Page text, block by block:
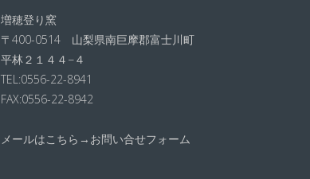
増穂登り窯
〒400-0514 山梨県南巨摩郡富士川町
平林２１４４−４
TEL:0556-22-8941
FAX:0556-22-8942
メールはこちら→ お問い合せフォーム